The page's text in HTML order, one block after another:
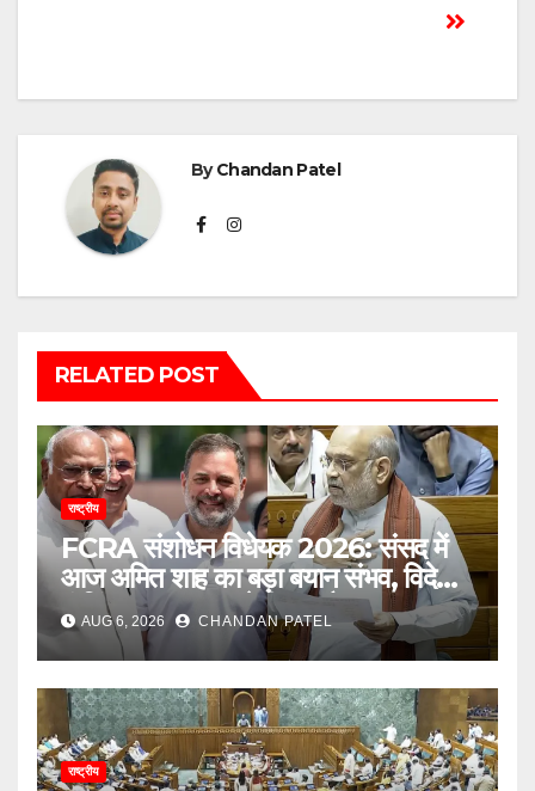
ByChandan Patel
RELATED POST
राष्ट्रीय
FCRA संशोधन विधेयक 2026: संसद में
आज अमित शाह का बड़ा बयान संभव, विदेशी
फंडिंग पर सरकार करेगी बड़ा फैसला
AUG 6, 2026 CHANDAN PATEL
राष्ट्रीय